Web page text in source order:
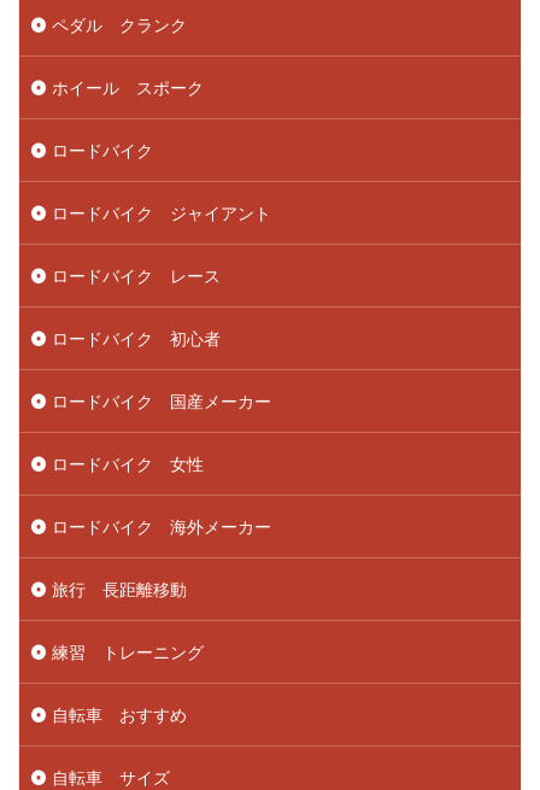
ペダル クランク
ホイール スポーク
ロードバイク
ロードバイク ジャイアント
ロードバイク レース
ロードバイク 初心者
ロードバイク 国産メーカー
ロードバイク 女性
ロードバイク 海外メーカー
旅行 長距離移動
練習 トレーニング
自転車 おすすめ
自転車 サイズ